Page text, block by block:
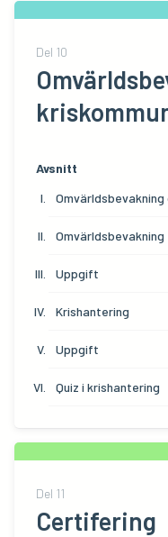
Del 10
Avsnitt
Omvärldsbevakning
Uppgift
Krishantering
Uppgift
Quiz i krishantering
Del 11
Certifering